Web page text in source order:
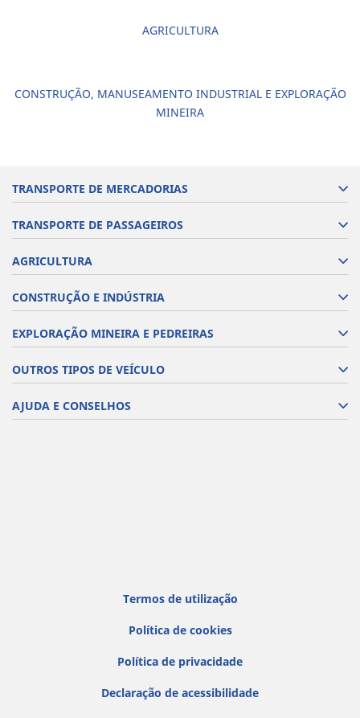
AGRICULTURA
CONSTRUÇÃO, MANUSEAMENTO INDUSTRIAL E EXPLORAÇÃO
MINEIRA
TRANSPORTE DE MERCADORIAS
TRANSPORTE DE PASSAGEIROS
AGRICULTURA
CONSTRUÇÃO E INDÚSTRIA
EXPLORAÇÃO MINEIRA E PEDREIRAS
OUTROS TIPOS DE VEÍCULO
AJUDA E CONSELHOS
Termos de utilização
Política de cookies
Política de privacidade
Declaração de acessibilidade